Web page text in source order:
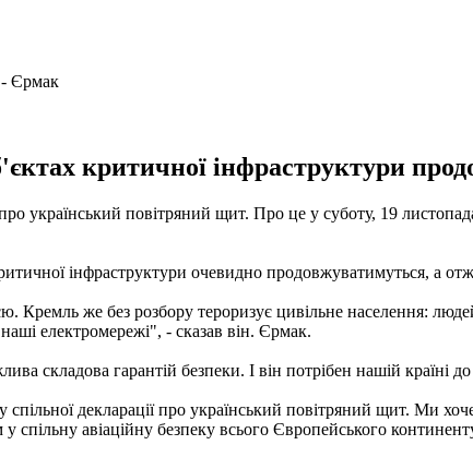
критичної інфраструктури
український повітряний щит. Про це у суботу, 19
інфраструктури очевидно продовжуватимуться, а
Кремль же без розбору тероризує цивільне населення:
електромережі", - сказав він. Єрмак.
складова гарантій безпеки. І він потрібен нашій країні
декларації про український повітряний щит. Ми
спільну авіаційну безпеку всього Європейського